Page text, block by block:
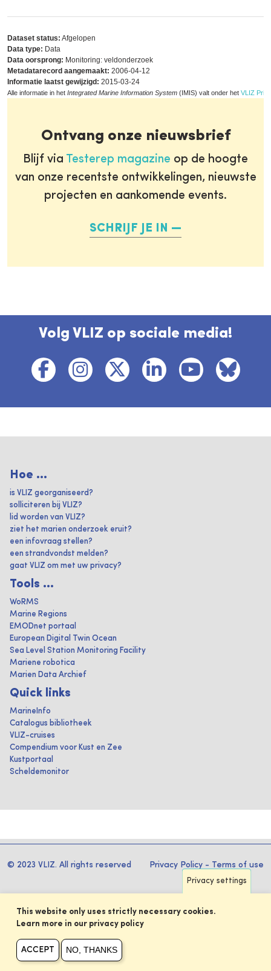
Dataset status: Afgelopen
Data type: Data
Data oorsprong: Monitoring: veldonderzoek
Metadatarecord aangemaakt: 2006-04-12
Informatie laatst gewijzigd: 2015-03-24
Alle informatie in het Integrated Marine Information System (IMIS) valt onder het VLIZ
Ontvang onze nieuwsbrief
Blijf via Testerep magazine op de hoogte
van onze recentste ontwikkelingen, nieuwste
projecten en aankomende events.
SCHRIJF JE IN
Volg VLIZ op sociale media!
Hoe ...
is VLIZ georganiseerd?
solliciteren bij VLIZ?
lid worden van VLIZ?
ziet het marien onderzoek eruit?
een infovraag stellen?
een strandvondst melden?
gaat VLIZ om met uw privacy?
Tools ...
WoRMS
Marine Regions
EMODnet portaal
European Digital Twin Ocean
Sea Level Station Monitoring Facility
Mariene robotica
Marien Data Archief
Quick links
MarineInfo
Catalogus bibliotheek
VLIZ-cruises
Compendium voor Kust en Zee
Kustportaal
Scheldemonitor
© 2023 VLIZ. All rights reserved Privacy Policy - Terms of use
Privacy settings
This website only uses strictly necessary cookies.
Learn more in our privacy policy
ACCEPT NO, THANKS